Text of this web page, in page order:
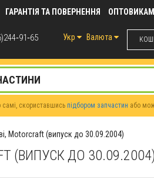
ГАРАНТІЯ ТА ПОВЕРНЕННЯ ОПТОВИКАМ
Укр Валюта
самі, скориставшись підбором запчастин або
Motorcraft (випуск до 30.09.2004)
(ВИПУСК ДО